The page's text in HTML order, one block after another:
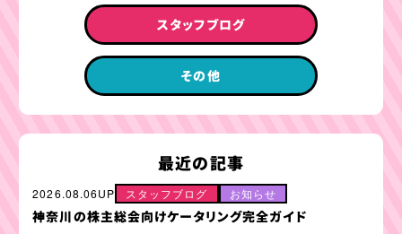
スタッフブログ
その他
最近の記事
2026.08.06UP スタッフブログ お知らせ
神奈川の株主総会向けケータリング完全ガイド